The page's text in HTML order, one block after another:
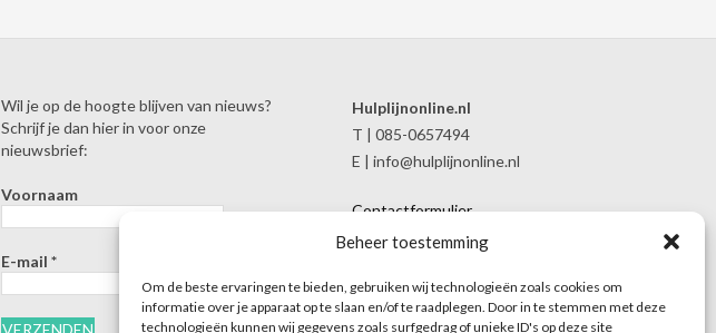
Beheer toestemming
Om de beste ervaringen te bieden, gebruiken wij technologieën zoals cookies om
informatie over je apparaat op te slaan en/of te raadplegen. Door in te stemmen met deze
technologieën kunnen wij gegevens zoals surfgedrag of unieke ID's op deze site
Wil je op de hoogte blijven van nieuws?
Schrijf je dan hier in voor onze
nieuwsbrief:
Voornaam
E-mail *
Hulplijnonline.nl
T | 085-0657494
E | info@hulplijnonline.nl
Contactformulier
Over Hulplijnonline.nl